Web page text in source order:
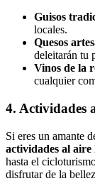
Guisos
locales.
Quesos
deleitarán tu
Vinos de la
cualquier
4. Actividades
Si eres un amante
actividades al aire
hasta el
disfrutar de la